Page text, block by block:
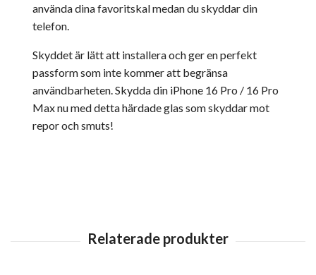
använda dina favoritskal medan du skyddar din
telefon.
Skyddet är lätt att installera och ger en perfekt
passform som inte kommer att begränsa
användbarheten. Skydda din iPhone 16 Pro / 16 Pro
Max nu med detta härdade glas som skyddar mot
repor och smuts!